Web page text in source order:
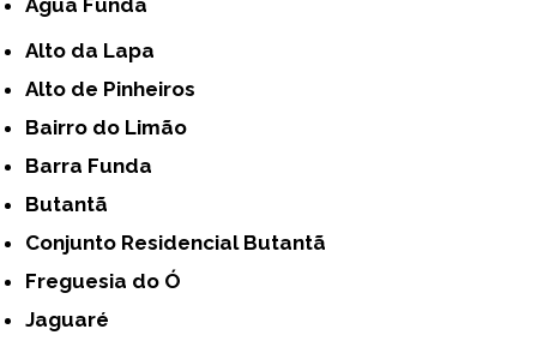
Alto da Lapa
Alto de Pinheiros
Bairro do Limão
Barra Funda
Butantã
Conjunto Residencial Butantã
Freguesia do Ó
Jaguaré